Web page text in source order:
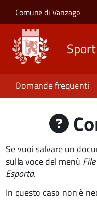
Salta al
Skip to site
Comune di Vanzago
Domande frequenti
Se vuoi salvare un
sulla voce del menù
Esporta.
In questo caso non è